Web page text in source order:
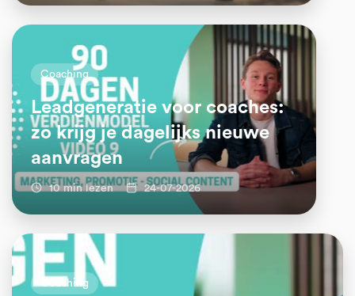
Coaching
Leadgeneratie voor coaches:
zo krijg je dagelijks nieuwe
aanvragen
10 min lezen 24-07-2026
Coaching